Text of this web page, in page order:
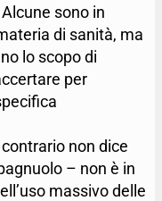
sono in
di sanità, ma
lo scopo di
per
non dice
– non è in
massivo delle